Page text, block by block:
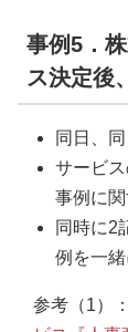
事例5．
ス決定後
同日、
サービ
事例に
同時に2
例を一
参考（1）：